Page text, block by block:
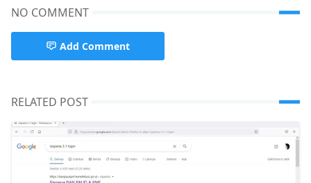
NO COMMENT
Add Comment
RELATED POST